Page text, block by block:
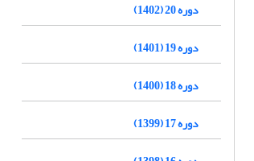
دوره 20 (1402)
دوره 19 (1401)
دوره 18 (1400)
دوره 17 (1399)